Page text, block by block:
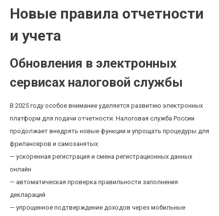
Новые правила отчетности
и учета
Обновления в электронных
сервисах налоговой службы
В 2025 году особое внимание уделяется развитию электронных
платформ для подачи отчетности. Налоговая служба России
продолжает внедрять новые функции и упрощать процедуры для
фрилансеров и самозанятых:
— ускоренная регистрация и смена регистрационных данных
онлайн
— автоматическая проверка правильности заполнения
деклараций
— упрощенное подтверждение доходов через мобильные